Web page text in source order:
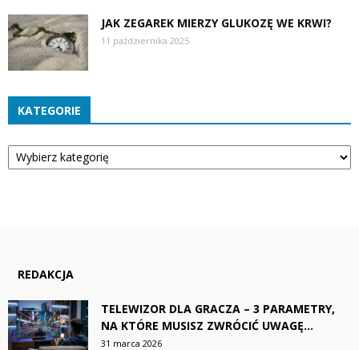
JAK ZEGAREK MIERZY GLUKOZĘ WE KRWI?
11 października 2025
KATEGORIE
Kategorie
REDAKCJA
TELEWIZOR DLA GRACZA – 3 PARAMETRY,
NA KTÓRE MUSISZ ZWRÓCIĆ UWAGĘ...
31 marca 2026